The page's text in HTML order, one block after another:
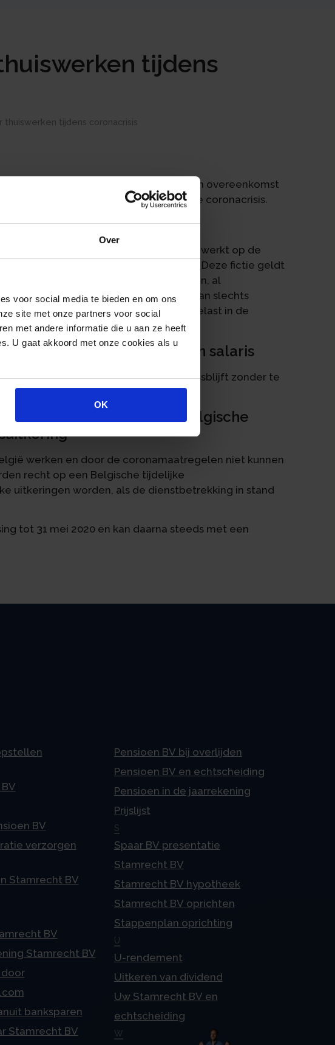
Over
voor social media te bieden en om ons
site met onze partners voor social
met andere informatie die u aan ze heeft
U gaat akkoord met onze cookies als u
OK
tijdens
tijdens coronacrisis
met Duitsland is nu ook met België een overeenkomst
grensarbeid en thuiswerken tijdens de coronacrisis.
aangemerkt als dagen die zijn gewerkt op de
zijn dienstbetrekking uitoefent. Deze fictie geldt
los van de coronamaatregelen, al
zou hebben doorgebracht. De fictie kan slechts
loon over de thuiswerkdagen wordt belast in de
met doorbetaling van salaris
zou hebben gewerkt maar nu thuisblijft zonder te
gelden als gewerkte dagen.
met recht op een Belgische
werken en door de coronamaatregelen niet kunnen
recht op een Belgische tijdelijke
uitkeringen worden, als de dienstbetrekking in stand
tot 31 mei 2020 en kan daarna steeds met een
BV
verzorgen
Stamrecht BV
BV
Stamrecht BV
banksparen
Stamrecht BV
Pensioen BV bij overlijden
Pensioen BV en echtscheiding
Pensioen in de jaarrekening
Prijslijst
S
Spaar BV presentatie
Stamrecht BV
Stamrecht BV hypotheek
Stamrecht BV oprichten
Stappenplan oprichting
U
U-rendement
Uitkeren van dividend
Uw Stamrecht BV en
echtscheiding
W